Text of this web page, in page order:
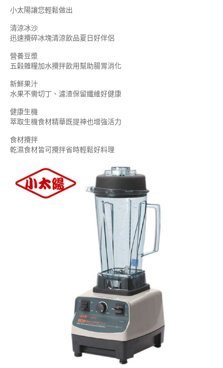
小太陽讓您輕鬆做出
清涼冰沙
迅速攪碎冰塊清涼飲品夏日好伴侶
營養豆漿
五榖雜糧加水攪拌飲用幫助腸胃消化
新鮮果汁
水果不需切丁、濾渣保留纖維好健康
健康生機
萃取生機食材精華既提神也增強活力
食材攪拌
乾濕食材皆可攪拌省時輕鬆好料理